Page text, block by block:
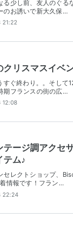
る少し前、友人のぐる
のお誘いで新大久保…
21:22
リスマスイベ
すぐ終わり。。そして
期フランスの街の広…
12:08
テージ調アクセ
テム♪
セレクトショップ、
情報です！フラン…
22:24